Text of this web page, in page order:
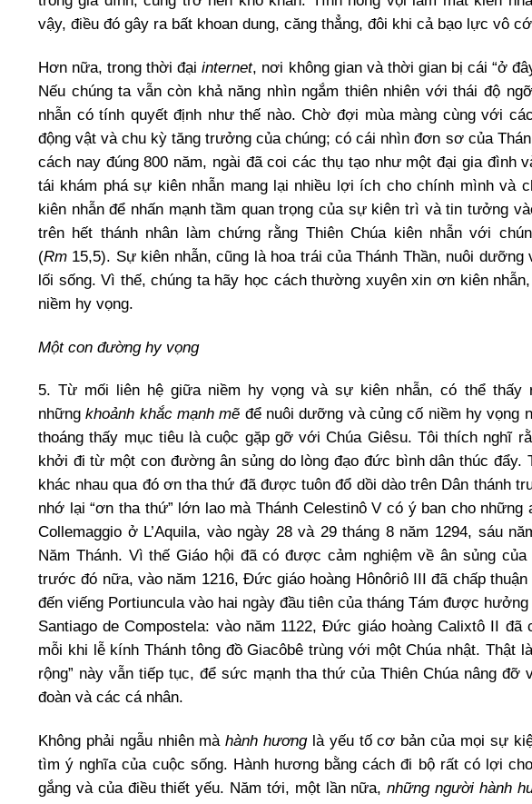
vậy, điều đó gây ra bất khoan dung, căng thẳng, đôi khi cả bạo lực vô
Hơn nữa, trong thời đạiinternet, nơi không gian và thời gian bị cái “ở
Nếu chúng ta vẫn còn khả năng nhìn ngắm thiên nhiên với thái độ
nhẫn có tính quyết định như thế nào. Chờ đợi mùa màng cùng với
động vật và chu kỳ tăng trưởng của chúng; có cái nhìn đơn sơ của
cách nay đúng 800 năm, ngài đã coi các thụ tạo như một đại gia đình
tái khám phá sự kiên nhẫn mang lại nhiều lợi ích cho chính mình và
kiên nhẫn để nhấn mạnh tầm quan trọng của sự kiên trì và tin tưởng
trên hết thánh nhân làm chứng rằng Thiên Chúa kiên nhẫn với
(Rm 15,5). Sự kiên nhẫn, cũng là hoa trái của Thánh Thần, nuôi
lối sống. Vì thế, chúng ta hãy học cách thường xuyên xin ơn kiên
niềm hy vọng.
Một con đường hy vọng
5. Từ mối liên hệ giữa niềm hy vọng và sự kiên nhẫn, có thể thấy
nhữngkhoảnh khắc mạnh mẽ để nuôi dưỡng và củng cố niềm hy vọng
thoáng thấy mục tiêu là cuộc gặp gỡ với Chúa Giêsu. Tôi thích nghĩ
khởi đi từ một con đường ân sủng do lòng đạo đức bình dân thúc đẩy.
khác nhau qua đó ơn tha thứ đã được tuôn đổ dồi dào trên Dân thánh
nhớ lại “ơn tha thứ” lớn lao mà Thánh Celestinô V có ý ban cho
Collemaggio ở L’Aquila, vào ngày 28 và 29 tháng 8 năm 1294, sáu
Năm Thánh. Vì thế Giáo hội đã có được cảm nghiệm về ân sủng
trước đó nữa, vào năm 1216, Đức giáo hoàng Hônôriô III đã chấp
đến viếng Portiuncula vào hai ngày đầu tiên của tháng Tám được
Santiago de Compostela: vào năm 1122, Đức giáo hoàng Calixtô II
mỗi khi lễ kính Thánh tông đồ Giacôbê trùng với một Chúa nhật. Thật
rộng” này vẫn tiếp tục, để sức mạnh tha thứ của Thiên Chúa nâng
đoàn và các cá nhân.
Không phải ngẫu nhiên màhành hươnglà yếu tố cơ bản của mọi sự
tìm ý nghĩa của cuộc sống. Hành hương bằng cách đi bộ rất có lợi
gắng và của điều thiết yếu. Năm tới, một lần nữa,những người hành